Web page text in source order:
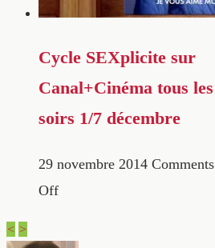
Cycle SEXplicite sur
Canal+Cinéma tous les
soirs 1/7 décembre
29 novembre 2014 Comments
Off
< >